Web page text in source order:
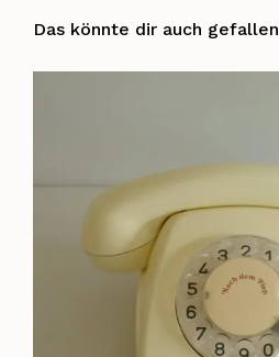
Das könnte dir auch gefallen